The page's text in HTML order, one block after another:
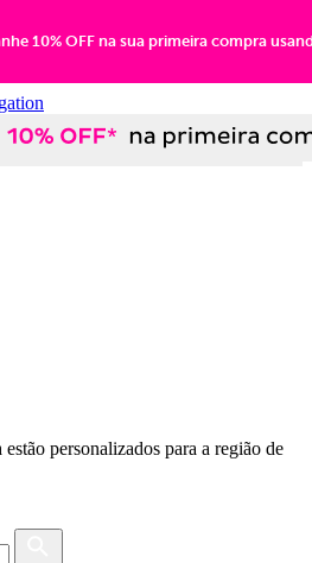
10% OFF na sua primeira compra
estão personalizados para a região de